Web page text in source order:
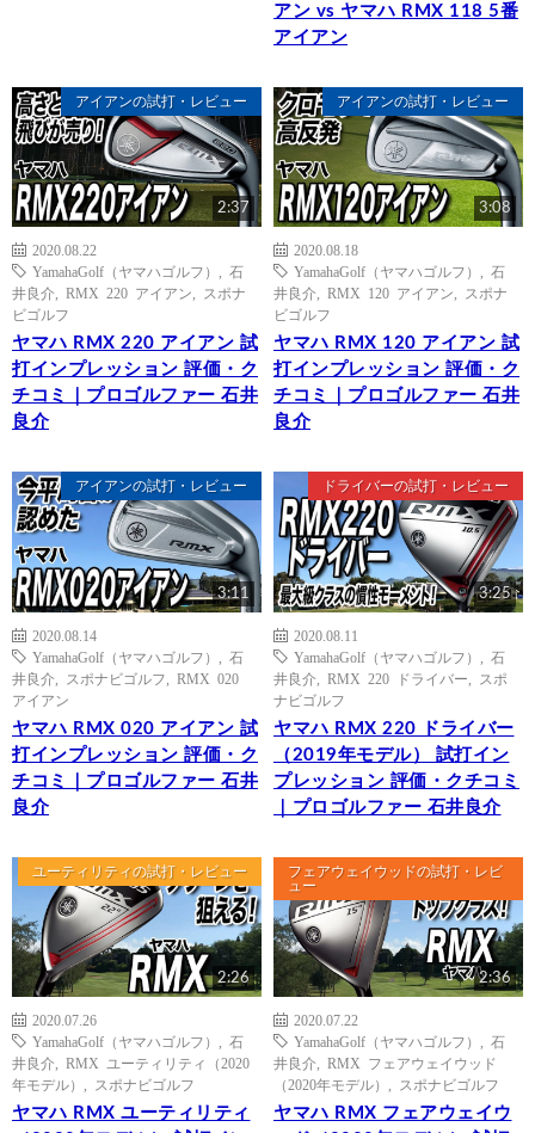
アン vs ヤマハ RMX 118 5番
アイアン
アイアンの試打・レビュー
2:37
2020.08.22
YamahaGolf（ヤマハゴルフ）
石
井良介
RMX 220 アイアン
スポナ
ビゴルフ
ヤマハ RMX 220 アイアン 試
打インプレッション 評価・ク
チコミ｜プロゴルファー 石井
良介
アイアンの試打・レビュー
3:08
2020.08.18
YamahaGolf（ヤマハゴルフ）
石
井良介
RMX 120 アイアン
スポナ
ビゴルフ
ヤマハ RMX 120 アイアン 試
打インプレッション 評価・ク
チコミ｜プロゴルファー 石井
良介
アイアンの試打・レビュー
3:11
2020.08.14
YamahaGolf（ヤマハゴルフ）
石
井良介
スポナビゴルフ
RMX 020
アイアン
ヤマハ RMX 020 アイアン 試
打インプレッション 評価・ク
チコミ｜プロゴルファー 石井
良介
ドライバーの試打・レビュー
3:25
2020.08.11
YamahaGolf（ヤマハゴルフ）
石
井良介
RMX 220 ドライバー
スポ
ナビゴルフ
ヤマハ RMX 220 ドライバー
（2019年モデル） 試打イン
プレッション 評価・クチコミ
｜プロゴルファー 石井良介
ユーティリティの試打・レビュー
2:26
2020.07.26
YamahaGolf（ヤマハゴルフ）
石
井良介
RMX ユーティリティ（2020
年モデル）
スポナビゴルフ
ヤマハ RMX ユーティリティ
フェアウェイウッドの試打・レビ
ュー
2:36
2020.07.22
YamahaGolf（ヤマハゴルフ）
石
井良介
RMX フェアウェイウッド
（2020年モデル）
スポナビゴルフ
ヤマハ RMX フェアウェイウ